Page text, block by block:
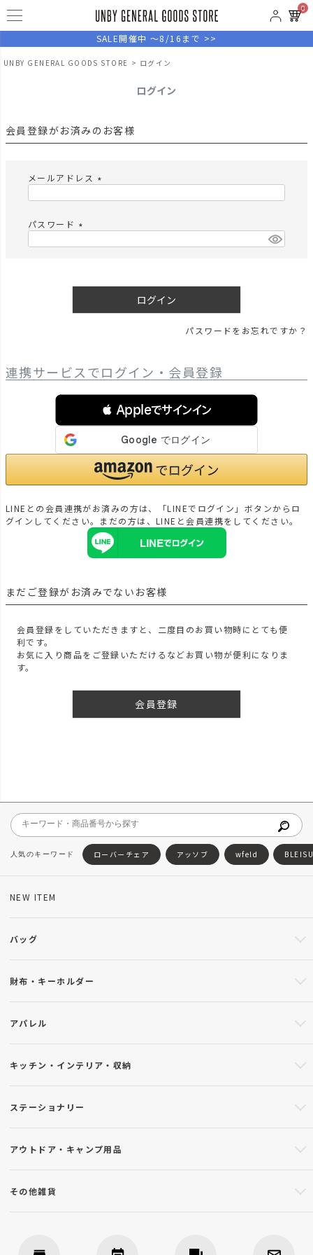
0
SALE開催中 ～8/16まで >>
UNBY GENERAL GOODS STORE ログイン
ログイン
会員登録がお済みのお客様
メールアドレス
)
パスワード
ログイン
パスワードをお忘れですか？
連携サービスでログイン・会員登録
 Appleでサインイン
LINEとの会員連携がお済みの方は、「LINEでログイン」ボタンからロ
グインしてください。まだの方は、LINEと会員連携をしてください。
まだご登録がお済みでないお客様
会員登録をしていただきますと、二度目のお買い物時にとても便
利です。
お気に入り商品をご登録いただけるなどお買い物が便利になりま
す。
会員登録
ローバーチェア アッソブ wfeld
NEW ITEM
バッグ
財布・キーホルダー
アパレル
キッチン・インテリア・収納
ステーショナリー
アウトドア・キャンプ用品
その他雑貨